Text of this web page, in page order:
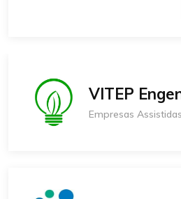
VITEP
Empresas Assistidas